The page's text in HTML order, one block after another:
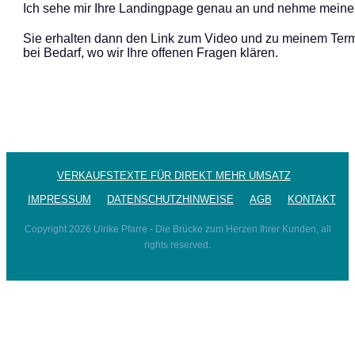
Ich sehe mir Ihre Landingpage genau an und nehme
Sie erhalten dann den Link zum Video und zu meinem
bei Bedarf, wo wir Ihre offenen Fragen klären.
VERKAUFSTEXTE FÜR DIREKT MEHR UMSATZ
IMPRESSUM
DATENSCHUTZHINWEISE AGB KONTAKT
Copyright 2026 Ulrike Pfarre - Die Brücke zum Herzen Ihrer Kunden, all
rights reserved.